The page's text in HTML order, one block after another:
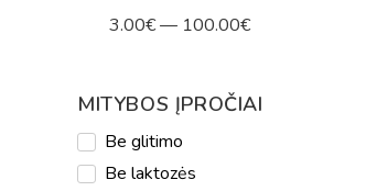
3.00€— 100.00€
MITYBOS ĮPROČIAI
Be glitimo
Be laktozės